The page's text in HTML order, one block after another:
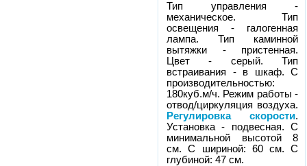
Тип управления -
механическое. Тип
освещения - галогенная
лампа. Тип каминной
вытяжки - пристенная.
Цвет - серый. Тип
встраивания - в шкаф. С
производительностью:
180куб.м/ч. Режим работы -
отвод/циркуляция воздуха.
Регулировка скорости.
Установка - подвесная. С
минимальной высотой 8
см. С шириной: 60 см. С
глубиной: 47 см.